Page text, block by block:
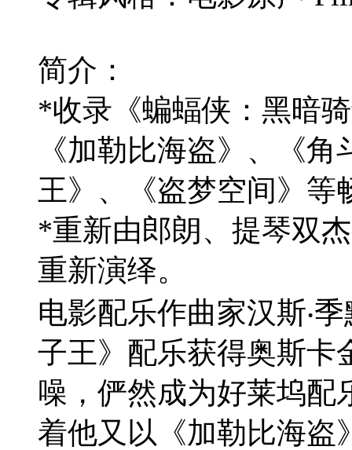
简介：
*收录《蝙蝠侠：黑暗
《加勒比海盗》、《
王》、《盗梦空间》等
*重新由郎朗、提琴双
重新演绎。
电影配乐作曲家汉斯‧
子王》配乐获得奥斯卡
噪，俨然成为好莱坞配
着他又以《加勒比海盗